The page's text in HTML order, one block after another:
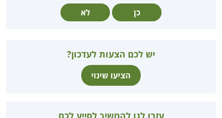
כן לא
יש לכם הצעות לעדכון?
הציעו שינוי
עזרו לנו להמשיך לסייע לכם